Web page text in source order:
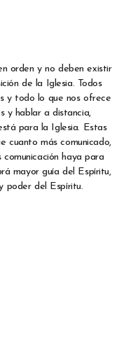
orden y no deben existir
de la Iglesia. Todos
y todo lo que nos ofrece
y hablar a distancia,
para la Iglesia. Estas
cuanto más comunicado,
haya para
mayor guía del Espíritu,
poder del Espíritu.